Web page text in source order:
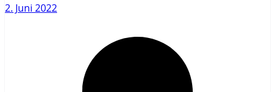
2. Juni 2022